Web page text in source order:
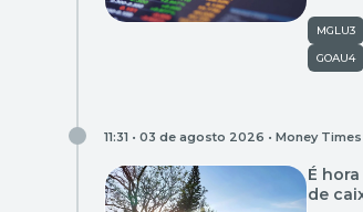
de R$
MGLU3
GOAU4
11:31 • 03 de agosto 2026 • Money Times
É
de